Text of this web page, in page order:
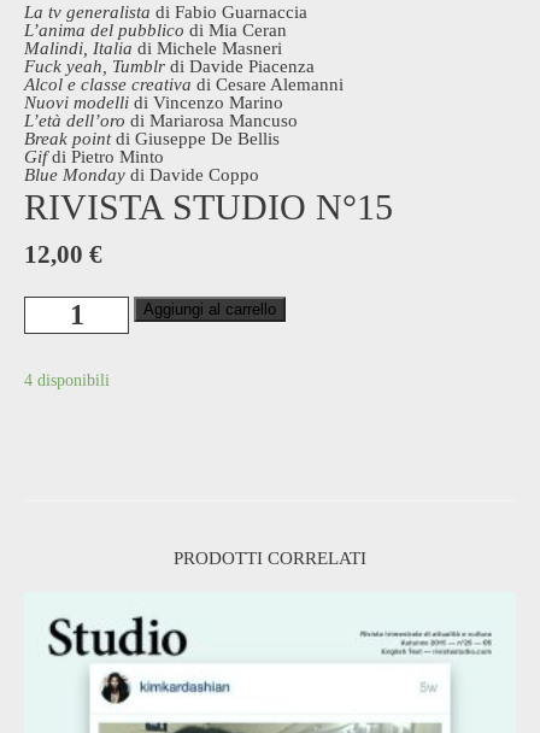
RIVISTA STUDIO N°15
12,00 €
La tv generalista di Fabio Guarnaccia
L’anima del pubblico di Mia Ceran
Malindi, Italia di Michele Masneri
Fuck yeah, Tumblr di Davide Piacenza
Alcol e classe creativa di Cesare Alemanni
Nuovi modelli di Vincenzo Marino
L’età dell’oro di Mariarosa Mancuso
Break pointdi Giuseppe De Bellis
Gifdi Pietro Minto
Blue Monday di Davide Coppo
4 disponibili
Rivista
n°15
Aggiungi al carrello
PRODOTTI CORRELATI